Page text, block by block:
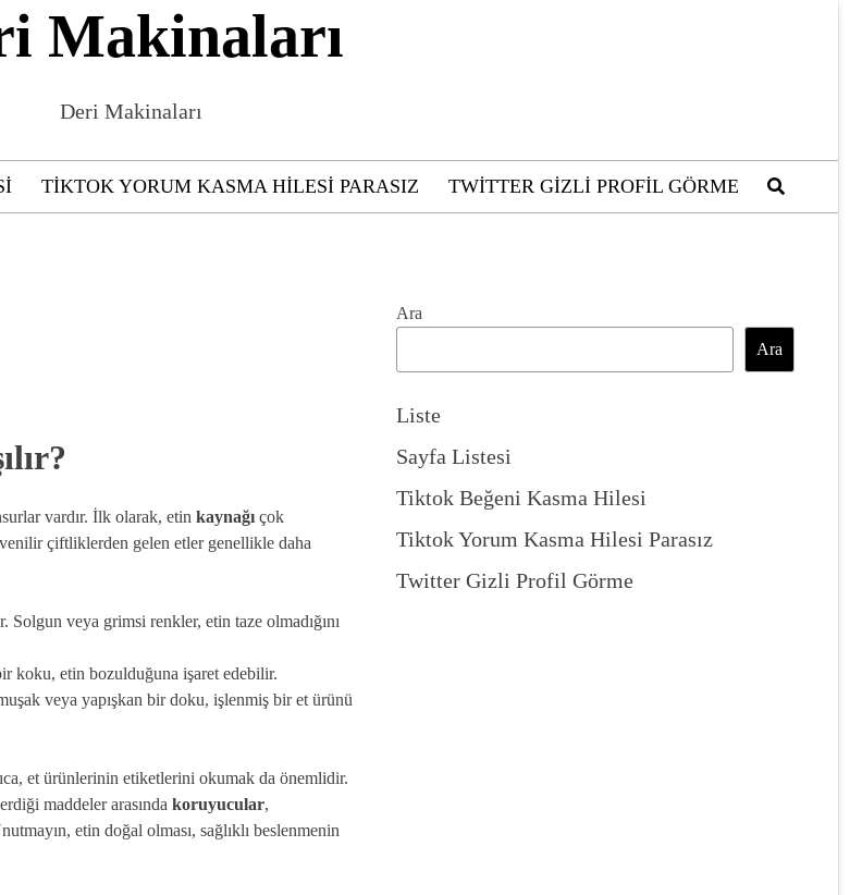
Makinaları
Deri Makinaları
TIKTOK YORUM KASMA HILESI PARASIZ TWITTER GIZLI PROFIL GÖRME
vardır. İlk olarak, etin kaynağı çok
çiftliklerden gelen etler genellikle daha
veya grimsi renkler, etin taze olmadığını
koku, etin bozulduğuna işaret edebilir.
veya yapışkan bir doku, işlenmiş bir et ürünü
et ürünlerinin etiketlerini okumak da önemlidir.
maddeler arasında koruyucular,
etin doğal olması, sağlıklı beslenmenin
Ara
Ara
Liste
Sayfa Listesi
Tiktok Beğeni Kasma Hilesi
Tiktok Yorum Kasma Hilesi Parasız
Twitter Gizli Profil Görme